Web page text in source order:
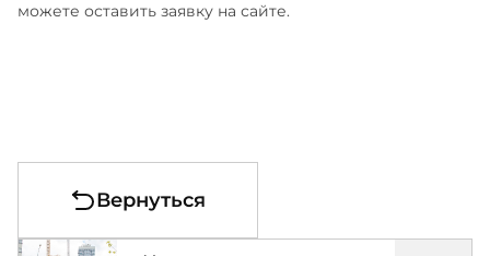
можете оставить заявку на сайте.
Вернуться